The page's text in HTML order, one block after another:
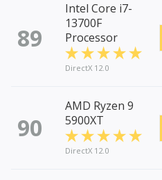
89
Intel Core i7-
13700F
Processor
DirectX 12.0
90
AMD Ryzen 9
5900XT
DirectX 12.0